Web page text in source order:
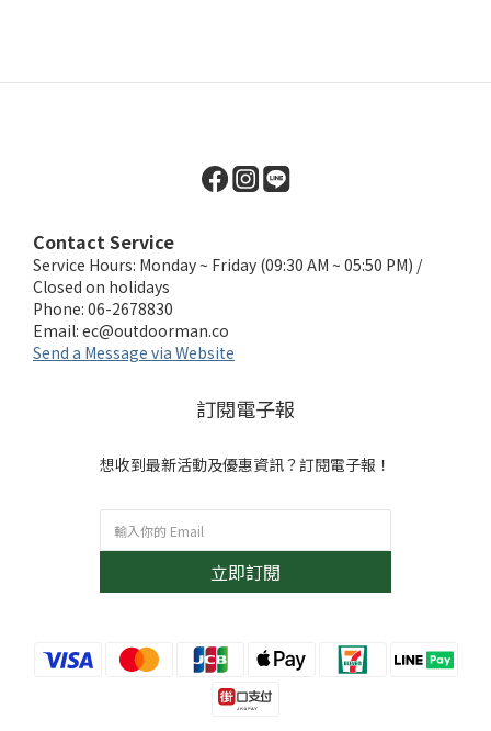
Contact Service
Service Hours: Monday ~ Friday (09:30 AM ~ 05:50 PM) /
Closed on holidays
Phone: 06-2678830
Email: ec@outdoorman.co
Send a Message via Website
訂閱電子報
想收到最新活動及優惠資訊？訂閱電子報！
立即訂閱